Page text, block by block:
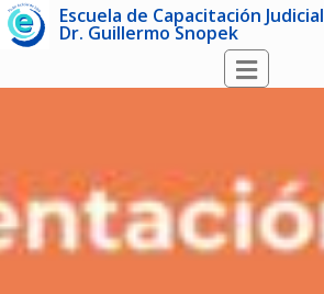
Escuela de Capacitación Judicial
Dr. Guillermo Snopek